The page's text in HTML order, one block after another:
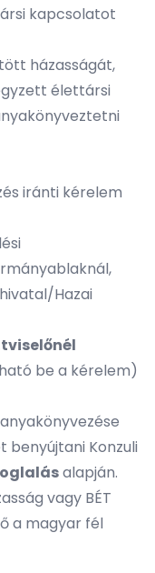
kapcsolatot
házasságát,
élettársi
iránti kérelem
Hazai
be a kérelem)
Konzuli
alapján.
vagy BÉT
a magyar fél